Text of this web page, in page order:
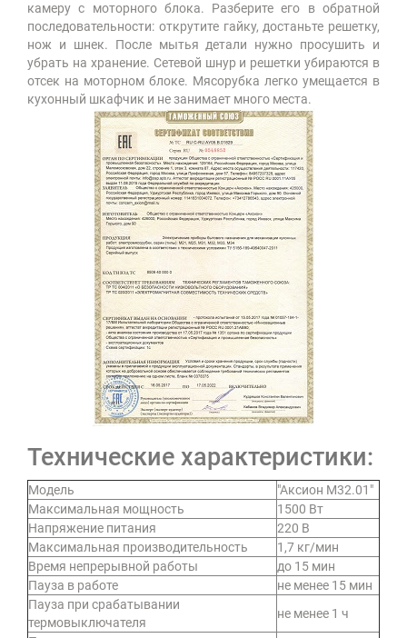
камеру с моторного блока. Разберите его в обратной
последовательности: открутите гайку, достаньте решетку,
нож и шнек. После мытья детали нужно просушить и
убрать на хранение. Сетевой шнур и решетки убираются в
отсек на моторном блоке. Мясорубка легко умещается в
кухонный шкафчик и не занимает много места.
Технические характеристики:
Модель
"Аксион М32.01"
Максимальная мощность
1500 Вт
Напряжение питания
220 В
Максимальная производительность
1,7 кг/мин
Время непрерывной работы
до 15 мин
Пауза в работе
не менее 15 мин
Пауза при срабатывании
термовыключателя
не менее 1 ч